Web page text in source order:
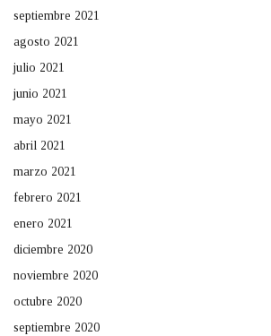
septiembre 2021
agosto 2021
julio 2021
junio 2021
mayo 2021
abril 2021
marzo 2021
febrero 2021
enero 2021
diciembre 2020
noviembre 2020
octubre 2020
septiembre 2020